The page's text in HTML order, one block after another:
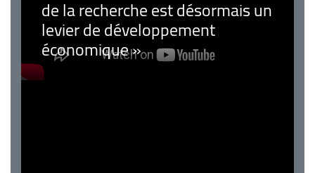
de la recherche est désormais un
levier de développement
économique »